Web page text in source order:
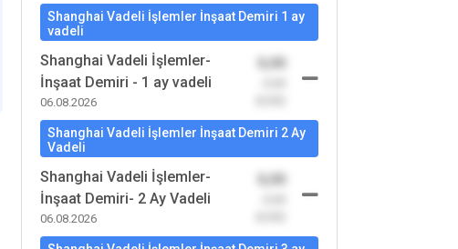
Shanghai Vadeli İşlemler İnşaat Demiri 1 ay
vadeli
Shanghai Vadeli İşlemler-
İnşaat Demiri - 1 ay vadeli
06.08.2026
0,00
Shanghai Vadeli İşlemler İnşaat Demiri 2 Ay
Vadeli
Shanghai Vadeli İşlemler-
İnşaat Demiri- 2 Ay Vadeli
06.08.2026
0,00